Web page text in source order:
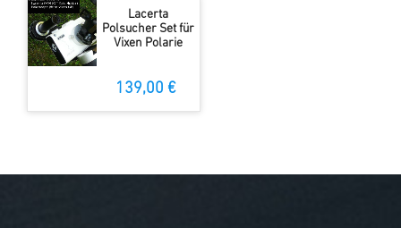
Lacerta
Polsucher Set für
Vixen Polarie
139,00 €